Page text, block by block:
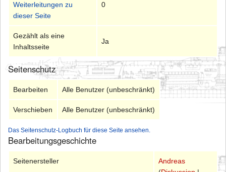
Weiterleitungen zu
dieser Seite
0
Gezählt als eine
Inhaltsseite
Ja
Seitenschutz
Bearbeiten Alle Benutzer (unbeschränkt)
Verschieben Alle Benutzer (unbeschränkt)
Das Seitenschutz-Logbuch für diese Seite ansehen.
Bearbeitungsgeschichte
Seitenersteller
Andreas